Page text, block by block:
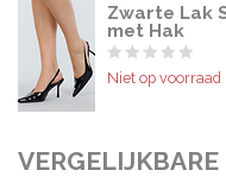
Zwarte Lak
met Hak
Niet op voorraad